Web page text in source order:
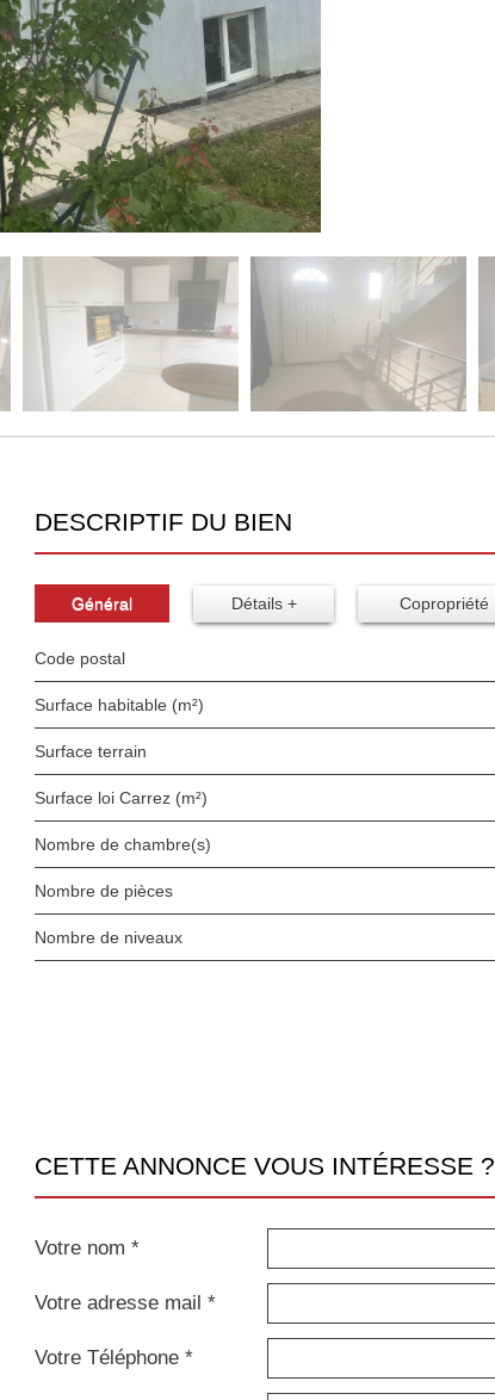
DESCRIPTIF DU BIEN
Général Détails + Copropriété
Code postal
Surface habitable (m²)
surface terrain
Surface loi Carrez (m²)
Nombre de chambre(s)
Nombre de pièces
Nombre de niveaux
CETTE ANNONCE VOUS INTÉRESSE ?
Votre nom *
Votre adresse mail *
Votre Téléphone *